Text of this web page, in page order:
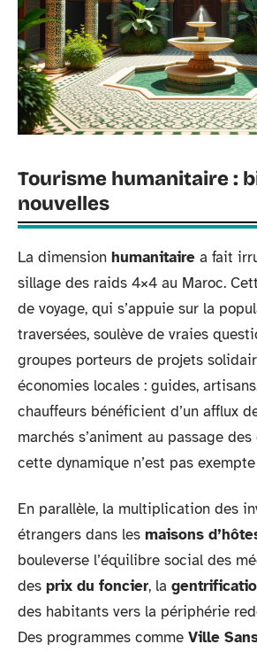
Tourisme humanitaire :
nouvelles
La dimension humanitaire a fait
sillage des raids 4×4 au Maroc.
de voyage, qui s’appuie sur la
traversées, soulève de vraies
groupes porteurs de projets
économies locales : guides,
chauffeurs bénéficient d’un afflux
marchés s’animent au passage
cette dynamique n’est pas
En parallèle, la multiplication des
étrangers dans les maisons
bouleverse l’équilibre social des
des prix du foncier, la
des habitants vers la périphérie
Des programmes comme Ville